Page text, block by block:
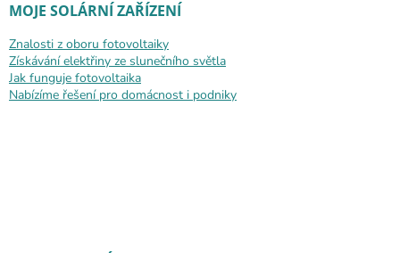
MOJE SOLÁRNÍ ZAŘÍZENÍ
Znalosti z oboru fotovoltaiky
Získávání elektřiny ze slunečního světla
Jak funguje fotovoltaika
Nabízíme řešení pro domácnost i podniky